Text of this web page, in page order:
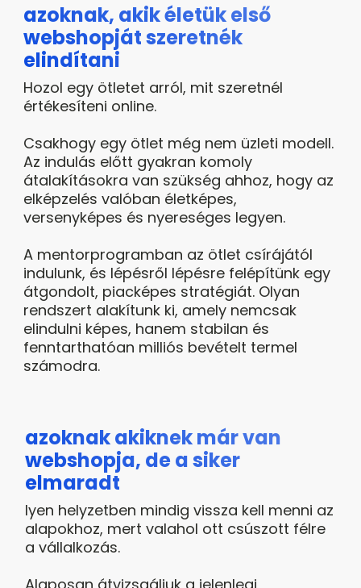
azoknak, akik életük első
webshopját szeretnék
elindítani
Hozol egy ötletet arról, mit szeretnél
értékesíteni online.
Csakhogy egy ötlet még nem üzleti modell.
Az indulás előtt gyakran komoly
átalakításokra van szükség ahhoz, hogy az
elképzelés valóban életképes,
versenyképes és nyereséges legyen.
A mentorprogramban az ötlet csírájától
indulunk, és lépésről lépésre felépítünk egy
átgondolt, piacképes stratégiát. Olyan
rendszert alakítunk ki, amely nemcsak
elindulni képes, hanem stabilan és
fenntarthatóan milliós bevételt termel
számodra.
azoknak akiknek már van
webshopja, de a siker
elmaradt
lyen helyzetben mindig vissza kell menni az
alapokhoz, mert valahol ott csúszott félre
a vállalkozás.